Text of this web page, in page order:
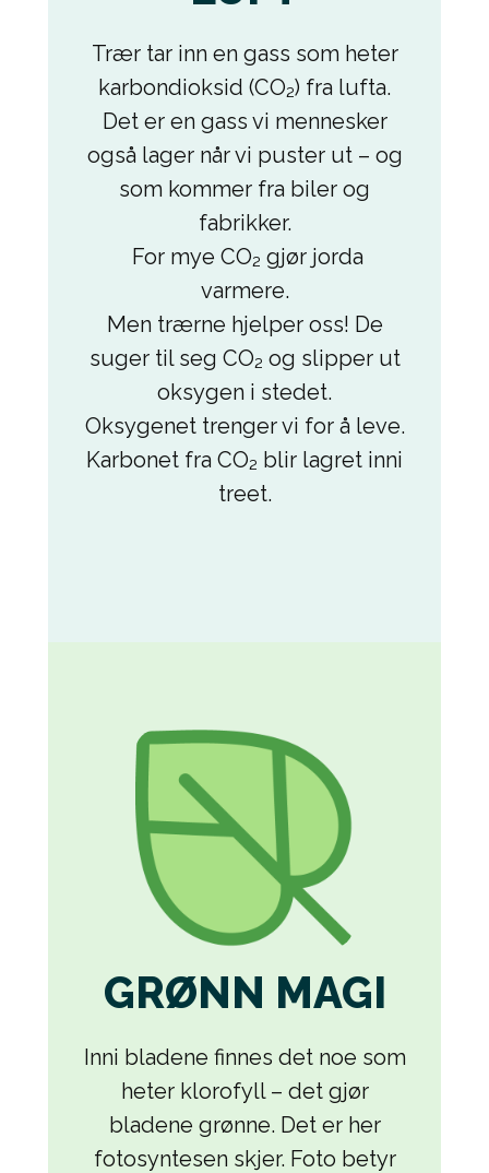
Trær tar inn en gass som heter
karbondioksid (CO₂) fra lufta.
Det er en gass vi mennesker
også lager når vi puster ut – og
som kommer fra biler og
fabrikker.
For mye CO₂ gjør jorda
varmere.
Men trærne hjelper oss! De
suger til seg CO₂ og slipper ut
oksygen i stedet.
Oksygenet trenger vi for å leve.
Karbonet fra CO₂ blir lagret inni
treet.
GRØNN MAGI
Inni bladene finnes det noe som
heter klorofyll – det gjør
bladene grønne. Det er her
fotosyntesen skjer. Foto betyr